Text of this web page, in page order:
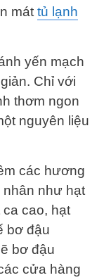
mát tủ lạnh
yến mạch
Chỉ với
thơm ngon
nguyên liệu
các hương
nhân như hạt
cao, hạt
bơ đậu
bơ đậu
cửa hàng